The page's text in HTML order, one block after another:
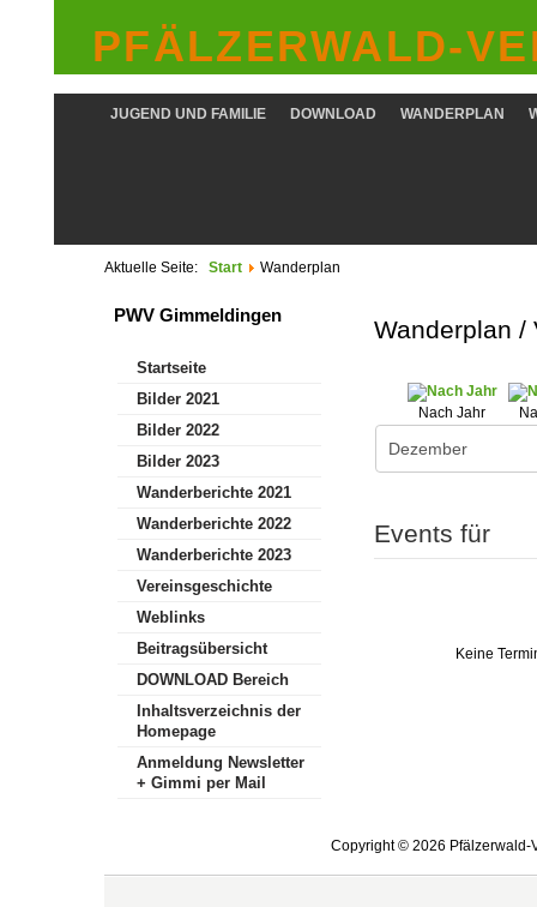
PFÄLZERWALD-
WANDERPLAN
DOWNLOAD
JUGEND UND FAMILIE
Aktuelle Seite: Start Wanderplan
Wanderplan /
Nach Jahr
Events für
Keine
PWV Gimmeldingen
Startseite
Bilder 2021
Bilder 2022
Bilder 2023
Wanderberichte 2021
Wanderberichte 2022
Wanderberichte 2023
Vereinsgeschichte
Weblinks
Beitragsübersicht
DOWNLOAD Bereich
Inhaltsverzeichnis der
Homepage
Anmeldung Newsletter
+ Gimmi per Mail
Copyright © 2026 Pfälzerwald-